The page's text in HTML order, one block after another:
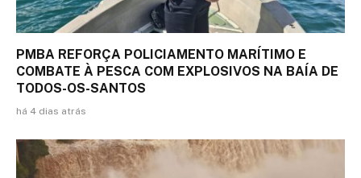
PMBA REFORÇA POLICIAMENTO MARÍTIMO E
COMBATE À PESCA COM EXPLOSIVOS NA BAÍA DE
TODOS-OS-SANTOS
há 4 dias atrás